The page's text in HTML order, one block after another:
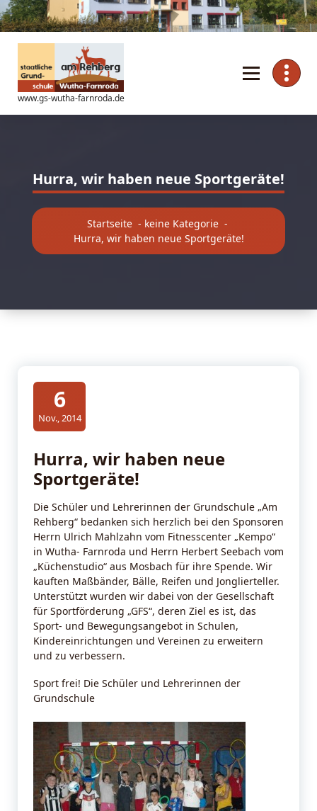
Zum
Inhalt
springen
www.gs-wutha-farnroda.de
Hurra, wir haben neue Sportgeräte!
Startseite- keine Kategorie-
Hurra, wir haben neue Sportgeräte!
6
Nov., 2014
Hurra, wir haben neue
Sportgeräte!
Die Schüler und Lehrerinnen der Grundschule „Am
Rehberg“ bedanken sich herzlich bei den Sponsoren
Herrn Ulrich Mahlzahn vom Fitnesscenter „Kempo“
in Wutha- Farnroda und Herrn Herbert Seebach vom
„Küchenstudio“ aus Mosbach für ihre Spende. Wir
kauften Maßbänder, Bälle, Reifen und Jonglierteller.
Unterstützt wurden wir dabei von der Gesellschaft
für Sportförderung „GFS“, deren Ziel es ist, das
Sport- und Bewegungsangebot in Schulen,
Kindereinrichtungen und Vereinen zu erweitern
und zu verbessern.
Sport frei! Die Schüler und Lehrerinnen der
Grundschule